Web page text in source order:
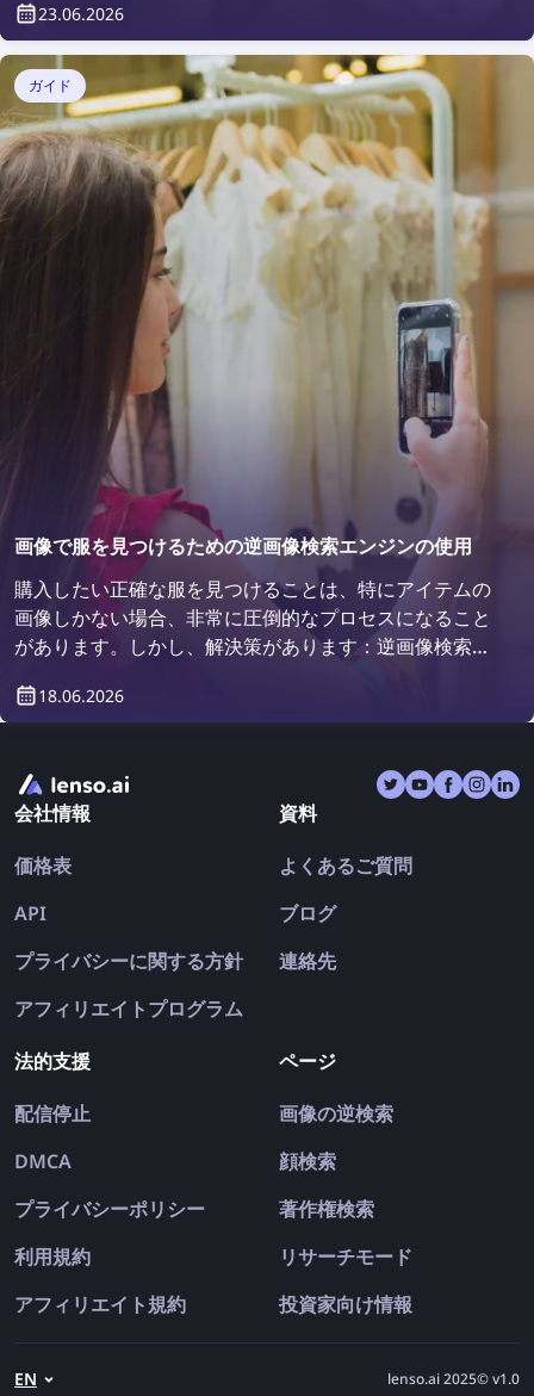
のように確認すればよいのでしょうか？それは、入居者
審査プラットフォームを利用することで簡単に行えま
す。
23.06.2026
ガイド
画像で服を見つけるための逆画像検索エンジンの使用
購入したい正確な服を見つけることは、特にアイテムの
画像しかない場合、非常に圧倒的なプロセスになること
があります。しかし、解決策があります：逆画像検索エ
見つけましょう。
18.06.2026
会社情報
価格表
API
プライバシーに関する方針
アフィリエイトプログラム
資料
よくあるご質問
ブログ
連絡先
法的支援
配信停止
DMCA
プライバシーポリシー
利用規約
アフィリエイト規約
ページ
画像の逆検索
顔検索
著作権検索
リサーチモード
投資家向け情報
EN lenso.ai 2025© v1.0